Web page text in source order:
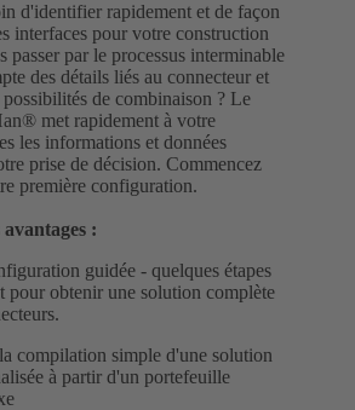
d'identifier rapidement et de façon
interfaces pour votre construction
passer par le processus interminable
des détails liés au connecteur et
possibilités de combinaison ? Le
met rapidement à votre
les informations et données
prise de décision. Commencez
première configuration.
:
guidée - quelques étapes
pour obtenir une solution complète
compilation simple d'une solution
à partir d'un portefeuille